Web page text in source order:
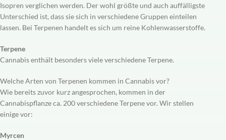
Isopren verglichen werden. Der wohl größte und auch auffälligste
Unterschied ist, dass sie sich in verschiedene Gruppen einteilen
lassen. Bei Terpenen handelt es sich um reine Kohlenwasserstoffe.
Terpene
Cannabis enthält besonders viele verschiedene Terpene.
Welche Arten von Terpenen kommen in Cannabis vor?
Wie bereits zuvor kurz angesprochen, kommen in der
Cannabispflanze ca. 200 verschiedene Terpene vor. Wir stellen
einige vor:
Myrcen